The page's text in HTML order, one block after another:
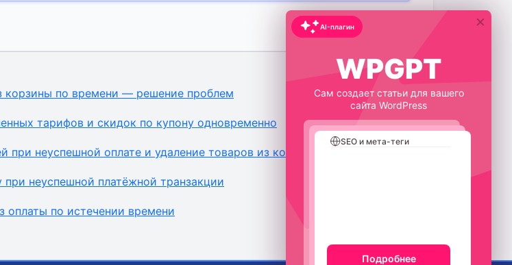
корзины по времени — решение проблем
тарифов и скидок по купону одновременно
при неуспешной оплате и удаление товаров из корзины по времени
при неуспешной платёжной транзакции
оплаты по истечении времени
×
AI-плагин
WPGPT
Сам создает статьи для вашего
сайта WordPress
SEO и мета-теги
Подробнее